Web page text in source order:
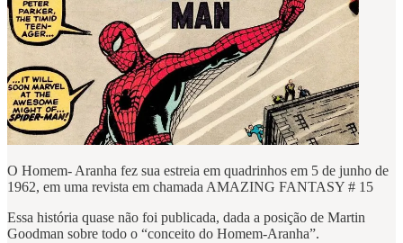
O Homem- Aranha fez sua estreia em quadrinhos em 5 de junho de
1962, em uma revista em chamada AMAZING FANTASY # 15
Essa história quase não foi publicada, dada a posição de Martin
Goodman sobre todo o “conceito do Homem-Aranha”.